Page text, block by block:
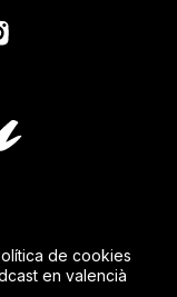
de cookies
en valencià